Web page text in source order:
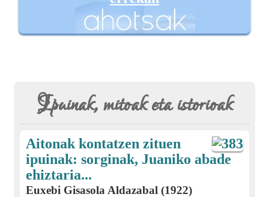
Ipuinak, mitoak eta istorioak
Aitonak kontatzen zituen
ipuinak: sorginak, Juaniko abade
ehiztaria...
Euxebi Gisasola Aldazabal (1922)